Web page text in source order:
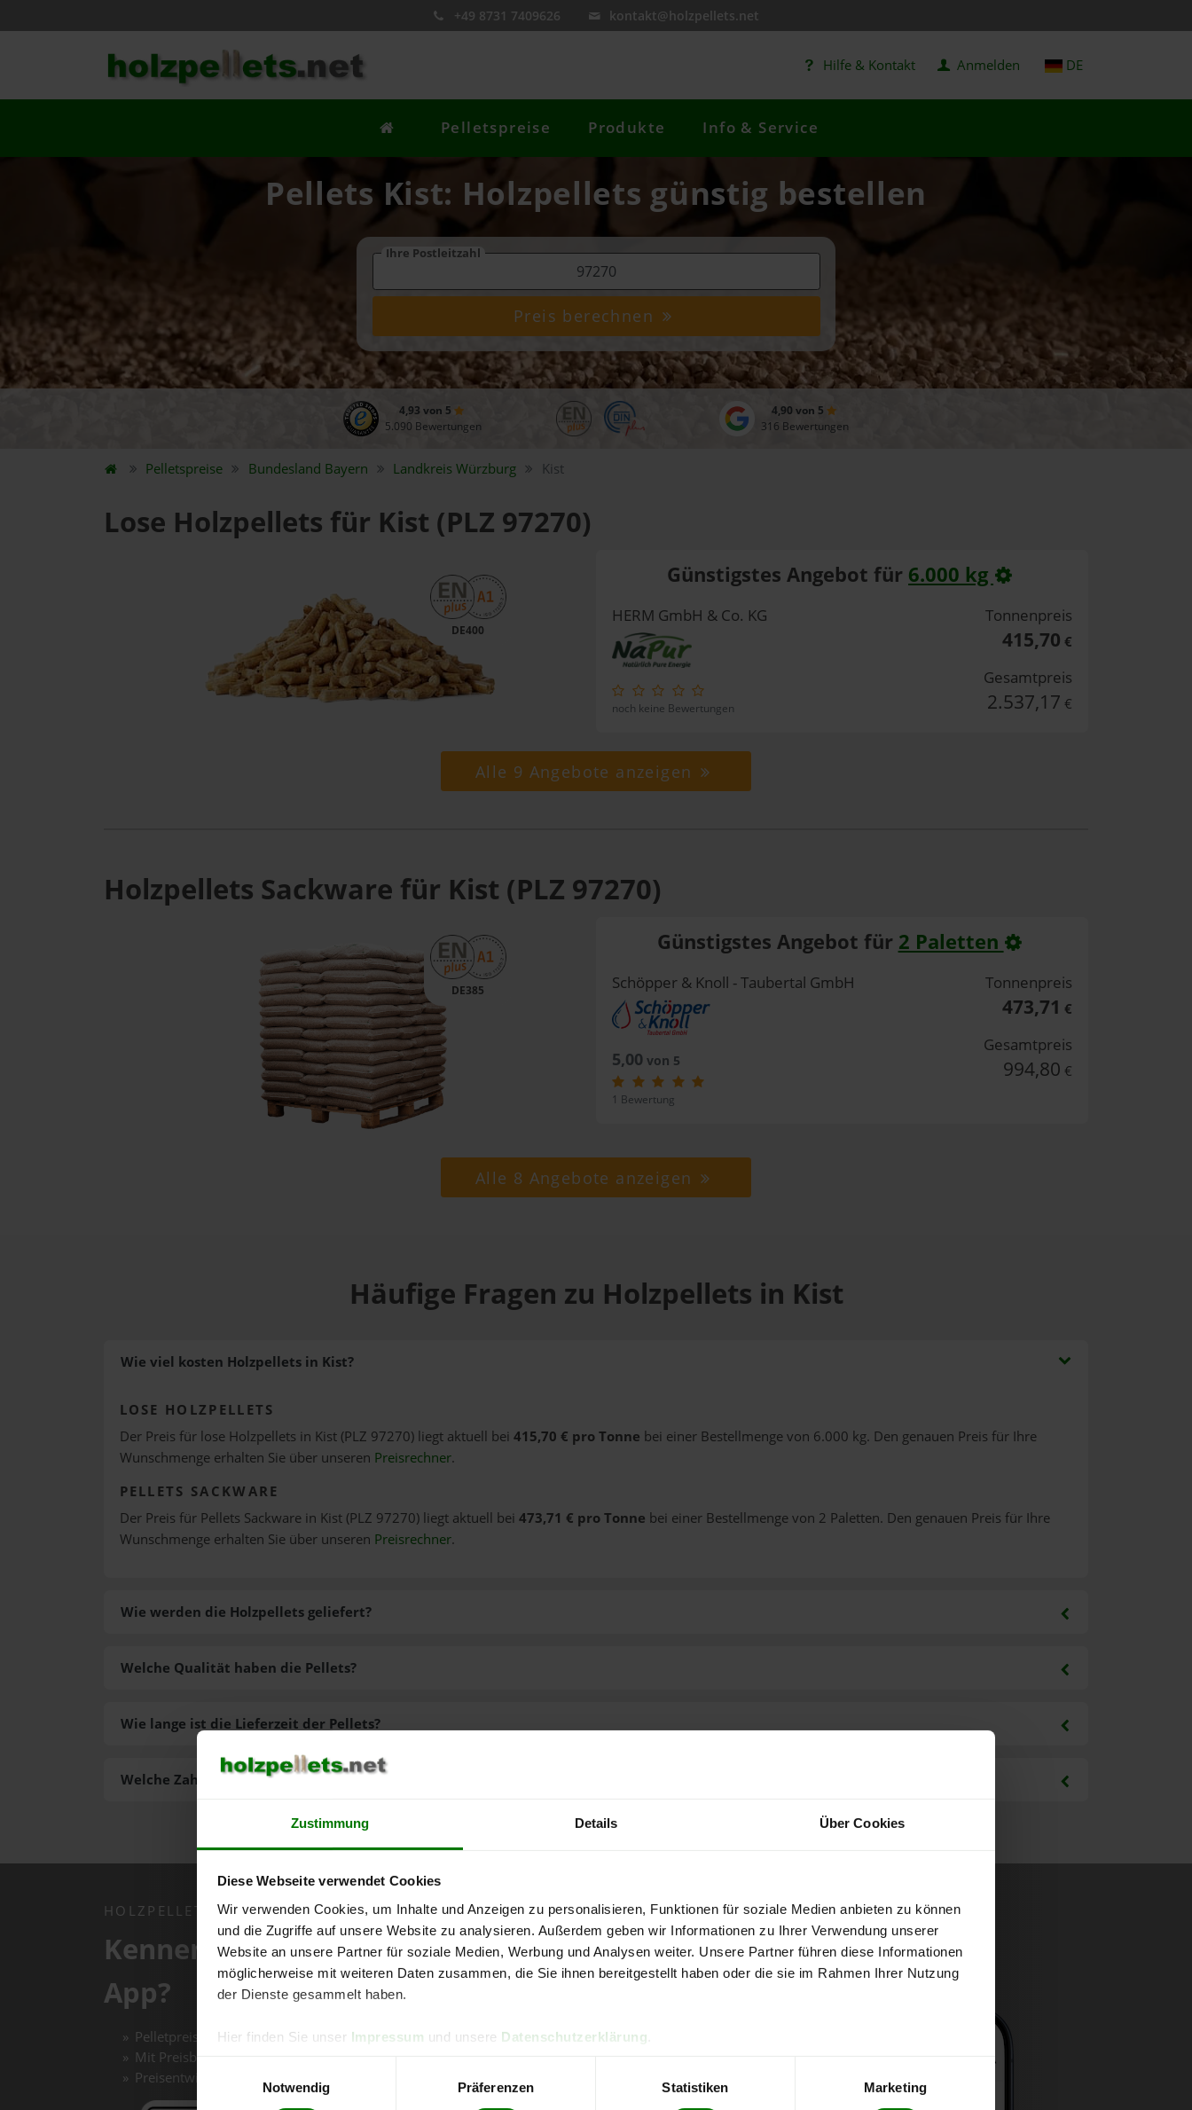
Zustimmung Details Über Cookies
Diese Webseite verwendet Cookies
Wir verwenden Cookies, um Inhalte und Anzeigen zu personalisieren, Funktionen für soziale Medien anbieten zu können
und die Zugriffe auf unsere Website zu analysieren. Außerdem geben wir Informationen zu Ihrer Verwendung unserer
Website an unsere Partner für soziale Medien, Werbung und Analysen weiter. Unsere Partner führen diese Informationen
möglicherweise mit weiteren Daten zusammen, die Sie ihnen bereitgestellt haben oder die sie im Rahmen Ihrer Nutzung
der Dienste gesammelt haben.
Hier finden Sie unser Impressum und unsere Datenschutzerklärung
Notwendig
Präferenzen Statistiken Marketing
+49 8731 7409626 kontakt@holzpellets.net
Hilfe & Kontakt Anmelden DE
Pelletspreise Produkte Info & Service
Pellets Kist: Holzpellets günstig bestellen
Ihre Postleitzahl
Preis berechnen
4,93 von 5
5.090 Bewertungen
4,90 von 5
316 Bewertungen
Pelletspreise Bundesland Bayern LandkreisWürzburg Kist
Lose Holzpellets für Kist (PLZ 97270)
DE400
Günstigstes Angebot für 6.000 kg
HERM GmbH & Co. KG
noch keine Bewertungen
Tonnenpreis
415,70 €
Gesamtpreis
2.537,17 €
Alle 9 Angebote anzeigen
Holzpellets Sackware für Kist (PLZ 97270)
DE385
Günstigstes Angebot für 2 Paletten
Schöpper & Knoll - Taubertal GmbH
5,00 von 5
1 Bewertung
Tonnenpreis
473,71 €
Gesamtpreis
994,80 €
Alle 8 Angebote anzeigen
Häufige Fragen zu Holzpellets in Kist
Wie viel kosten Holzpellets in Kist?
LOSE HOLZPELLETS
Der Preis für lose Holzpellets in Kist (PLZ 97270) liegt aktuell bei 415,70 € pro Tonne bei einer Bestellmenge von 6.000 kg. Den genauen Preis für Ihre
Wunschmenge erhalten Sie über unseren Preisrechner.
PELLETS SACKWARE
Der Preis für Pellets Sackware in Kist (PLZ 97270) liegt aktuell bei 473,71 € pro Tonne bei einer Bestellmenge von 2 Paletten. Den genauen Preis für Ihre
Wunschmenge erhalten Sie über unseren Preisrechner.
Wie werden die Holzpellets geliefert?
Welche Zahlungsarten gibt es?
Welche Qualität haben die Pellets?
Wie lange ist die Lieferzeit der Pellets?
HOLZPELLETS.NET APP
Kennen Sie schon unsere kostenlose
App?
Pelletpreise mit einem Klick vergleichen und direkt online bestellen
Mit Preisbenachrichtigungen immer auf dem aktuellen Stand
Preisentwicklungen im Chart einfach nachverfolgen